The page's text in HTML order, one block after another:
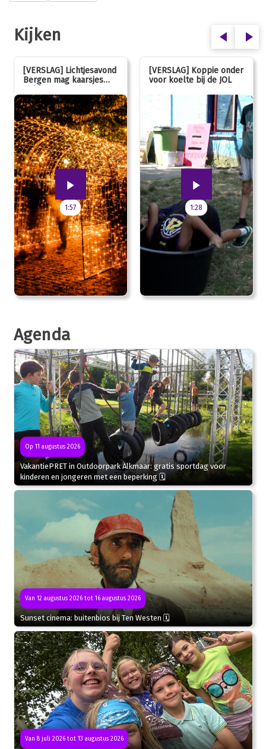
Kijken
[VERSLAG] Lichtjesavond
Bergen mag kaarsjes
jubileum!
1:57
[VERSLAG] Koppie onder
voor koelte bij de JOL
1:28
Agenda
Op 11 augustus 2026
VakantiePRET in Outdoorpark Alkmaar: gratis sportdag voor
kinderen en jongeren met een beperking 🗓
Van 12 augustus 2026 tot 16 augustus 2026
Sunset cinema: buitenbios bij Ten Westen 🗓
Van 8 juli 2026 tot 13 augustus 2026